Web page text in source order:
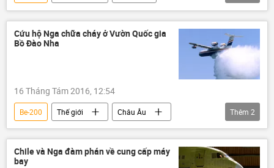
Liên bang Nga
hàng không
máy bay
Cứu hộ Nga chữa cháy ở Vườn Quốc gia
Bồ Đào Nha
16 Tháng Tám 2016, 12:54
Be-200 Thế giới
Châu Âu
Liên bang Nga
Bồ Đào Nha
Thêm 2
Chile và Nga đàm phán về cung cấp máy
bay